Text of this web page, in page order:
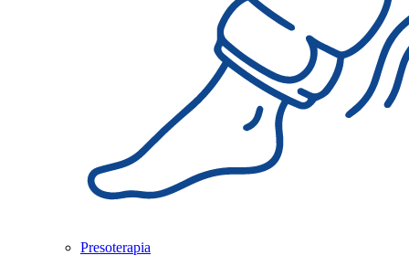
Presoterapia